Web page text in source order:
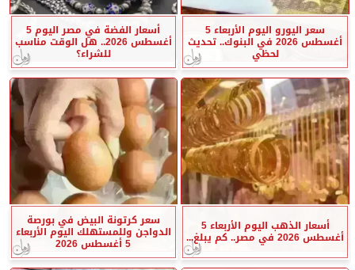
سعر اليورو اليوم الأربعاء 5
أغسطس 2026 في البنوك.. تحديث
لحظي
أسعار الفضة في مصر اليوم 5
أغسطس 2026.. هل الوقت مناسب
للشراء؟
أسعار الذهب اليوم الأربعاء 5
أغسطس 2026 في مصر.. كم يبلغ...
سعر كرتونة البيض في بورصة
الدواجن وللمستهلك اليوم الأربعاء
5 أغسطس 2026